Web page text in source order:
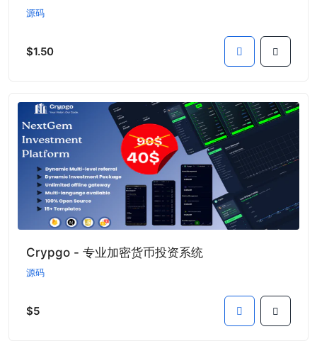
源码
$1.50
Crypgo - 专业加密货币投资系统
源码
$5